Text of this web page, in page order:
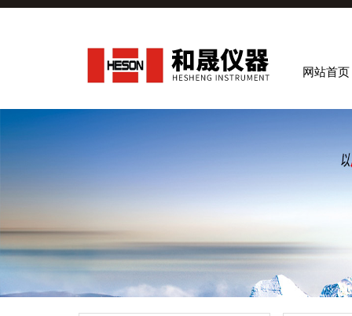
网站首页